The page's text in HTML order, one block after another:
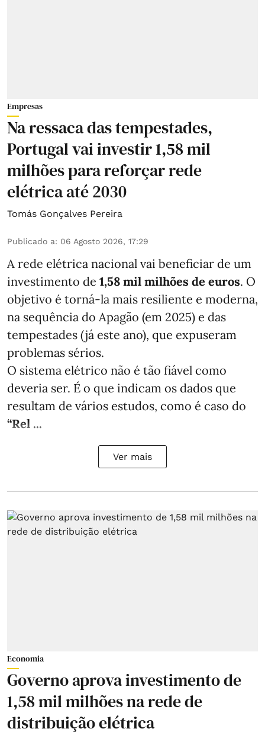
Empresas
Na ressaca das tempestades,
Portugal vai investir 1,58 mil
milhões para reforçar rede
elétrica até 2030
Tomás Gonçalves Pereira
Publicado a: 06 Agosto 2026, 17:29
A rede elétrica nacional vai beneficiar de um
investimento de 1,58 mil milhões de euros. O
objetivo é torná-la mais resiliente e moderna,
na sequência do Apagão (em 2025) e das
tempestades (já este ano), que expuseram
problemas sérios.
O sistema elétrico não é tão fiável como
deveria ser. É o que indicam os dados que
resultam de vários estudos, como é caso do
“Rel ...
Ver mais
Economia
Governo aprova investimento de
1,58 mil milhões na rede de
distribuição elétrica